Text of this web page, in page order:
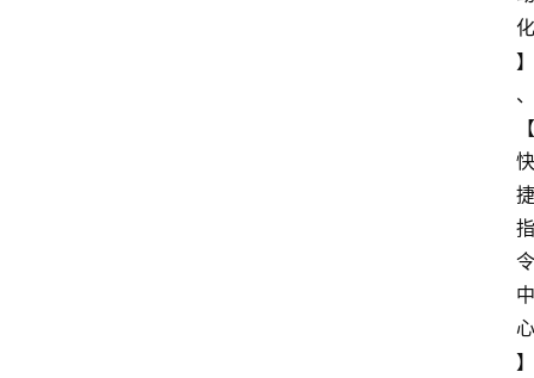
化
】
、
【
快
捷
指
令
中
心
】